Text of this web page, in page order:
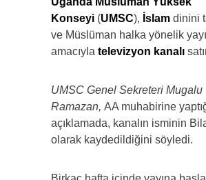
Konseyi (UMSC), İslam dinini
ve Müslüman halka yönelik
amacıyla televizyon kanalı
UMSC Genel Sekreteri Mugalu
Ramazan, AA muhabirine
açıklamada, kanalın isminin
olarak kaydedildiğini söyledi.